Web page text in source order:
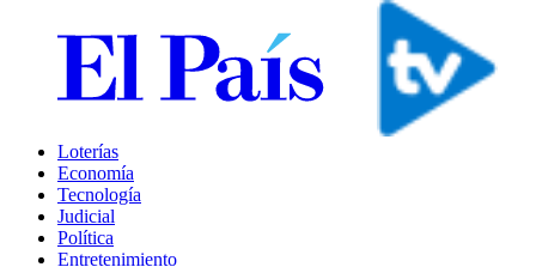
Loterías
Economía
Tecnología
Judicial
Política
Entretenimiento